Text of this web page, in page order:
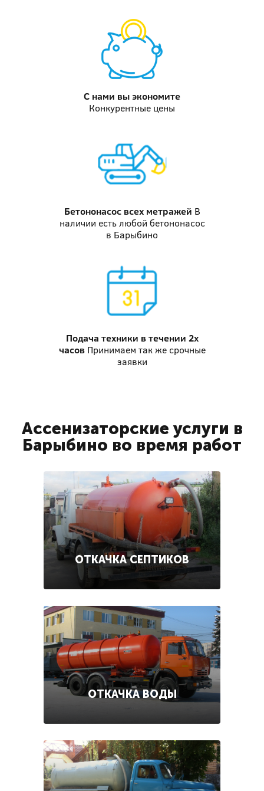
С нами выэкономите
Конкурентные цены
Бетононасосвсех метражей В
наличии есть любой бетононасос
в Барыбино
Подача техники в течении 2х
часов Принимаем так же срочные
заявки
Ассенизаторские услуги в
Барыбино во время работ
ОТКАЧКА СЕПТИКОВ
ОТКАЧКА ВОДЫ